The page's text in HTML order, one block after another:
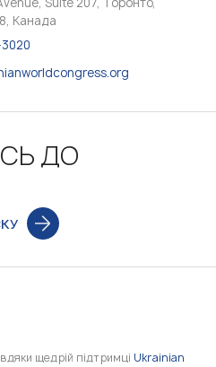
Канада
ДО
щедрій підтримці Ukrainian